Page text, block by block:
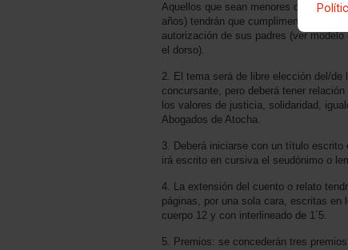
Aquellos que sean menores de edad (18
años) tendrán que cumplimentar una
autorización de sus padres (ver modelo
el dorso).
2. El tema será de libre elección del/de
concursante, pero deberá tener relación
los valores de justicia, solidaridad,
Abogados de Atocha.
3. Deberá iniciarse con un título
irá escrito en cursiva el seudónimo o
4. La extensión del cuento o relato
páginas, por una sola cara, escritas en
cuerpo 12 y con interlineado de 1´5.
5. Premios: se concederán tres premios: